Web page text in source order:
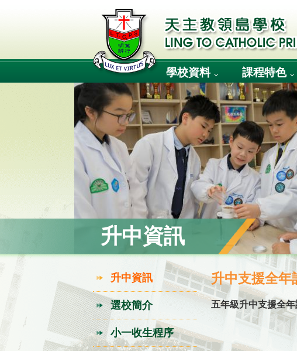
學校資料 課程特色
升中資訊
升中資訊
選校簡介
小一收生程序
升中支援全年
五年級升中支援全